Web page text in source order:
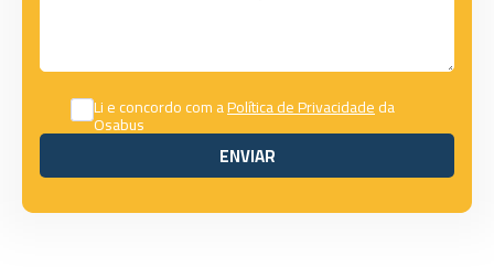
Li e concordo com aPolítica de Privacidadeda
Osabus
ENVIAR
ENVIAR